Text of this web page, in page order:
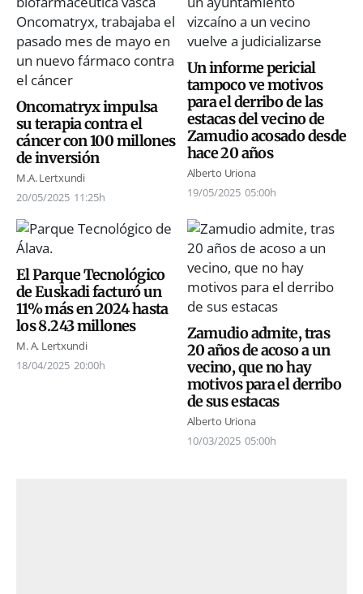
Oncomatryx impulsa
su terapia contra el
cáncer con 100 millones
de inversión
M.A. Lertxundi
20/05/2025 11:25h
Un informe pericial
tampoco ve motivos
para el derribo de las
estacas del vecino de
Zamudio acosado desde
hace 20 años
Alberto Uriona
19/05/2025 05:00h
El Parque Tecnológico
de Euskadi facturó un
11% más en 2024 hasta
los 8.243 millones
M. A. Lertxundi
18/04/2025 20:00h
Zamudio admite, tras
20 años de acoso a un
vecino, que no hay
motivos para el derribo
de sus estacas
Alberto Uriona
10/03/2025 05:00h